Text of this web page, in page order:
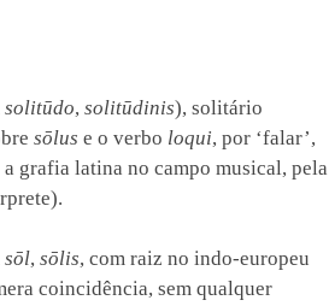
solitūdo, solitūdinis), solitário
sōlus e o verbo loqui, por ‘falar’,
grafia latina no campo musical, pela
sōl, sōlis, com raiz no indo-europeu
coincidência, sem qualquer